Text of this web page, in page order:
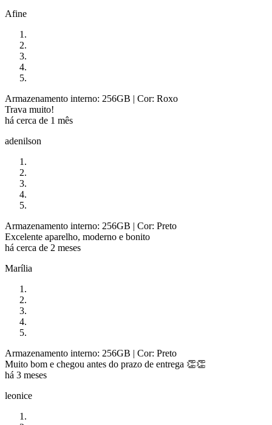
Afine
Armazenamento interno: 256GB | Cor: Roxo
Trava muito!
há cerca de 1 mês
adenilson
Armazenamento interno: 256GB | Cor: Preto
Excelente aparelho, moderno e bonito
há cerca de 2 meses
Marília
Armazenamento interno: 256GB | Cor: Preto
Muito bom e chegou antes do prazo de entrega 👏👏
há 3 meses
leonice